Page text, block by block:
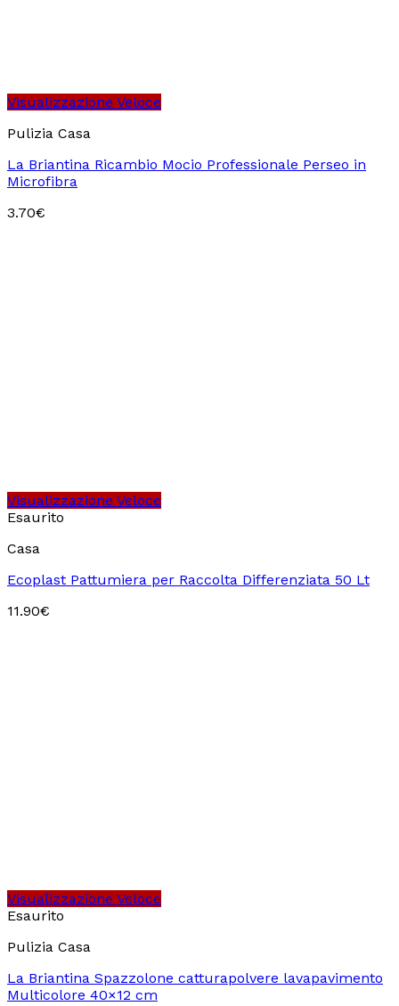
Visualizzazione Veloce
Pulizia Casa
La Briantina Ricambio Mocio Professionale Perseo in
Microfibra
3.70€
Visualizzazione Veloce
Esaurito
Casa
Ecoplast Pattumiera per Raccolta Differenziata 50 Lt
11.90€
Visualizzazione Veloce
Esaurito
Pulizia Casa
La Briantina Spazzolone catturapolvere lavapavimento
Multicolore 40×12 cm